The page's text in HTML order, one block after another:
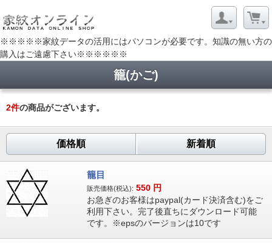
※※※※※家紋データの活用にはパソコンが必要です。知識の無い方の
購入はご遠慮下さい※※※※※※
籠(かご)
2件の商品がございます。
価格順 新着順
籠目
販売価格(税込): 550 円
お急ぎのお客様はpaypal(カード決済含む)をご
利用下さい。完了後直ちにダウンロード可能
です。※epsのバージョンは10です